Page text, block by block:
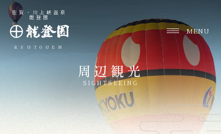
佐賀・川上峡温泉
龍登園
RYUTOUEN
周辺観光
SIGHTSEEING